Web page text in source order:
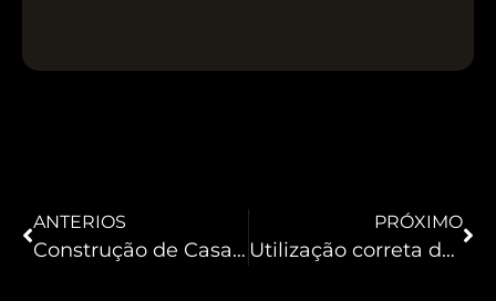
ANTERIOS
Construção de Casas em 1 dia!
PRÓXIMO
Utilização correta de empilhadeiras, qual a melhor aplicação para cada tipo?